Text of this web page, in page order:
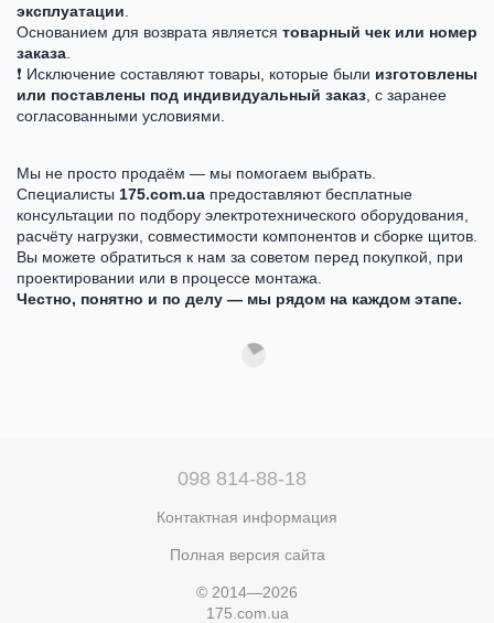
эксплуатации
Основанием для возврата является товарный чек или номер
заказа
❗ Исключение составляют товары, которые были изготовлены
или поставлены под индивидуальный заказ , с заранее
согласованными условиями.
Мы не просто продаём — мы помогаем выбрать.
Специалисты 175.com.ua предоставляют бесплатные
консультации по подбору электротехнического оборудования,
расчёту нагрузки, совместимости компонентов и сборке щитов.
Вы можете обратиться к нам за советом перед покупкой, при
проектировании или в процессе монтажа.
Честно, понятно и по делу — мы рядом на каждом этапе.
098 814-88-18
Контактная информация
Полная версия сайта
© 2014—2026
175.com.ua